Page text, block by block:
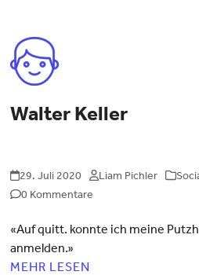
Walter Keller
29. Juli 2020 Liam Pichler
0 Kommentare
«Auf quitt. konnte ich meine
anmelden.»
MEHR LESEN